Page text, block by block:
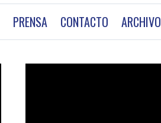
PRENSA CONTACTO ARCHIVO